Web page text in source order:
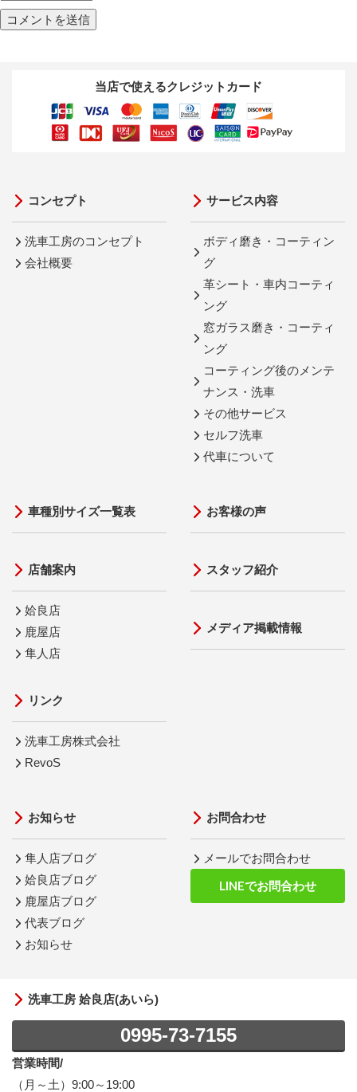
当店で使えるクレジットカード
コンセプト
洗車工房のコンセプト
会社概要
サービス内容
ボディ磨き・コーティン
グ
革シート・車内コーティ
ング
窓ガラス磨き・コーティ
ング
コーティング後のメンテ
ナンス・洗車
その他サービス
セルフ洗車
代車について
車種別サイズ一覧表
店舗案内
姶良店
鹿屋店
隼人店
リンク
洗車工房株式会社
RevoS
お客様の声
スタッフ紹介
メディア掲載情報
お知らせ
隼人店ブログ
姶良店ブログ
鹿屋店ブログ
代表ブログ
お知らせ
お問合わせ
メールでお問合わせ
LINEでお問合わせ
洗車工房 姶良店(あいら)
0995-73-7155
営業時間/
（月～土）9:00～19:00